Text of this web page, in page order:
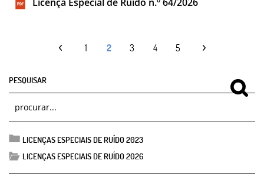
1 2 3 4 5
PESQUISAR
LICENÇAS ESPECIAIS DE RUÍDO 2023
LICENÇAS ESPECIAIS DE RUÍDO 2026